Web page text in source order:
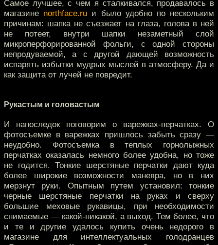
Самое лучшее, с чем я сталкивался, продавалось в
магазине northface.ru и было удобно по нескольким
причинам: шапка не съезжает на глаза, голова в ней
не потеет, внутри шапки незаметный слой
микроперфорированной фольги, с одной стороны
непродуваемой, а с другой дающей возможность
испарять избытки мудрых мыслей в атмосферу. Да и
как защита от лучей не повредит.
Рукастым и головастым
И напоследок поговорим о варежках-перчатках. О
фотосъемке в варежках пришлось забыть сразу —
неудобно. Фотосъемка в теплых горнолыжных
перчатках оказалась немного более удобна, но тоже
не годится. Тонкие шерстяные перчатки дают куда
более широкие возможности маневра, но в них
мерзнут руки. Опытным путем установил: тонкие
черные шерстяные перчатки на руках и сверху
большие меховые рукавицы, при необходимости
снимаемые — какой-никакой, а выход. Тем более, что
и те и другие удалось купить очень недорого в
магазине для интеллектуальных голодранцев